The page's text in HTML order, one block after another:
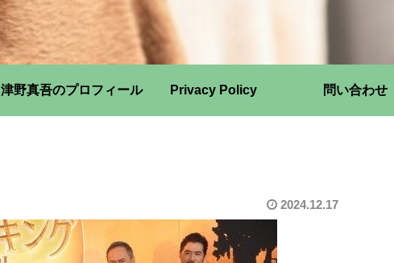
津野真吾のプロフィール Privacy Policy 問い合わせ
2024.12.17